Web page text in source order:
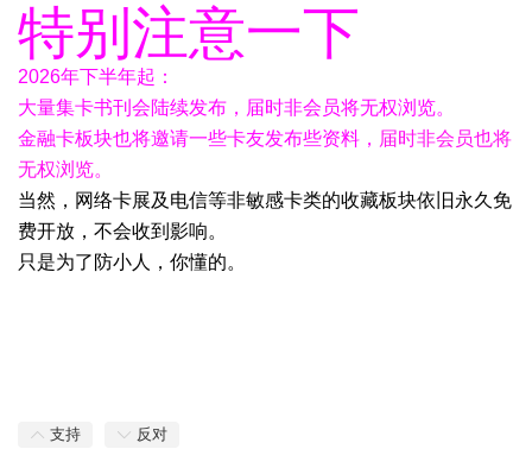
特别注意一下
2026年下半年起：
大量集卡书刊会陆续发布，届时非会员将无权浏览。
金融卡板块也将邀请一些卡友发布些资料， 届时非会员也将
无权浏览。
当然，网络卡展及电信等非敏感卡类的收藏板块依旧永久免
费开放，不会收到影响。
只是为了防小人，你懂的。
支持 反对